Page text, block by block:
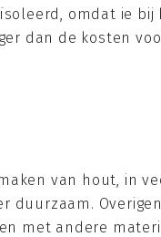
omdat ie bij
dan de kosten
van hout, in
duurzaam.
met andere